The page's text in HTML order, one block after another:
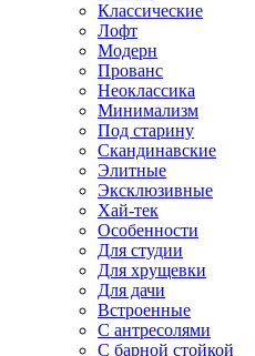
Классические
Лофт
Модерн
Прованс
Неоклассика
Минимализм
Под старину
Скандинавские
Элитные
Эксклюзивные
Хай-тек
Особенности
Для студии
Для хрущевки
Для дачи
Встроенные
С антресолями
С барной стойкой